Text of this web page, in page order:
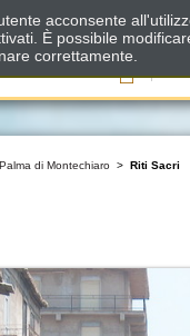
Il
Palma di Montechiaro > Riti Sacri
acconsente
È possibile
correttamente.